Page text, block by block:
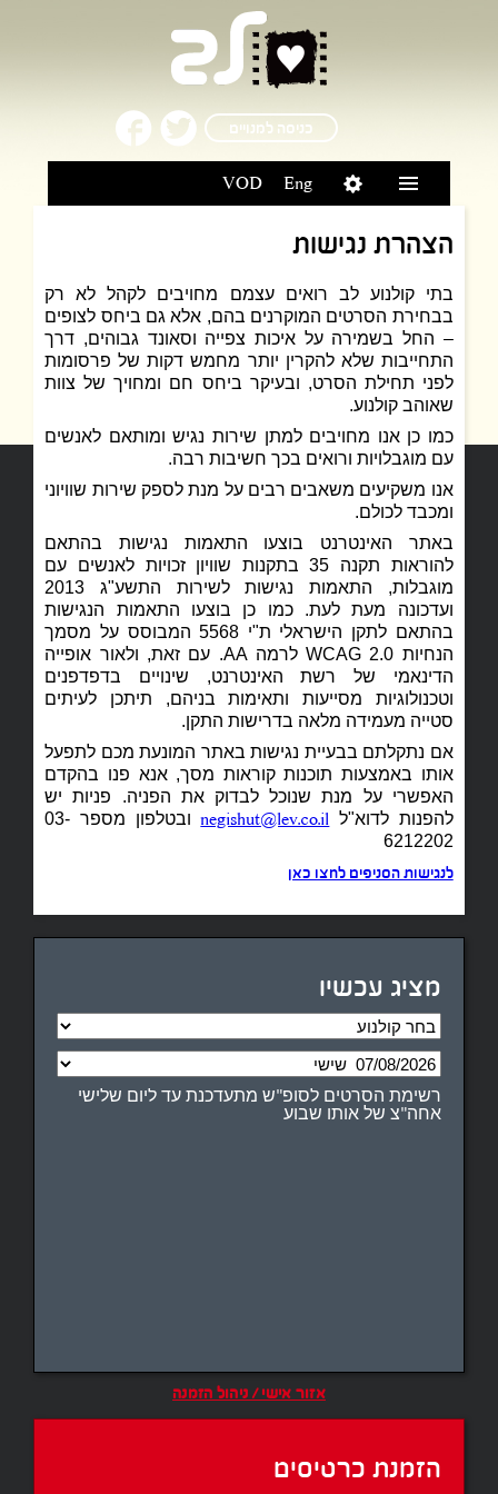
כניסה למנויים
Eng
VOD
הצהרת נגישות
בתי קולנוע לב רואים עצמם מחויבים לקהל לא רק
בבחירת הסרטים המוקרנים בהם, אלא גם ביחס לצופים
– החל בשמירה על איכות צפייה וסאונד גבוהים, דרך
התחייבות שלא להקרין יותר מחמש דקות של פרסומות
לפני תחילת הסרט, ובעיקר ביחס חם ומחויך של צוות
שאוהב קולנוע.
כמו כן אנו מחויבים למתן שירות נגיש ומותאם לאנשים
עם מוגבלויות ורואים בכך חשיבות רבה.
אנו משקיעים משאבים רבים על מנת לספק שירות שוויוני
ומכבד לכולם.
באתר האינטרנט בוצעו התאמות נגישות בהתאם
להוראות תקנה 35 בתקנות שוויון זכויות לאנשים עם
מוגבלות, התאמות נגישות לשירות התשע"ג 2013
ועדכונה מעת לעת. כמו כן בוצעו התאמות הנגישות
בהתאם לתקן הישראלי ת"י 5568 המבוסס על מסמך
הנחיות WCAG 2.0 לרמה AA. עם זאת, ולאור אופייה
הדינאמי של רשת האינטרנט, שינויים בדפדפנים
וטכנולוגיות מסייעות ותאימות בניהם, תיתכן לעיתים
סטייה מעמידה מלאה בדרישות התקן.
אם נתקלתם בבעיית נגישות באתר המונעת מכם לתפעל
אותו באמצעות תוכנות קוראות מסך, אנא פנו בהקדם
האפשרי על מנת שנוכל לבדוק את הפניה. פניות יש
להפנות לדוא"ל
negishut@lev.co.il
ובטלפון מספר 03-
6212202
לנגישות הסניפים לחצו כאן
מציג עכשיו
רשימת הסרטים לסופ"ש מתעדכנת עד ליום שלישי
אחה"צ של אותו שבוע
אזור אישי / ניהול הזמנה
הזמנת כרטיסים